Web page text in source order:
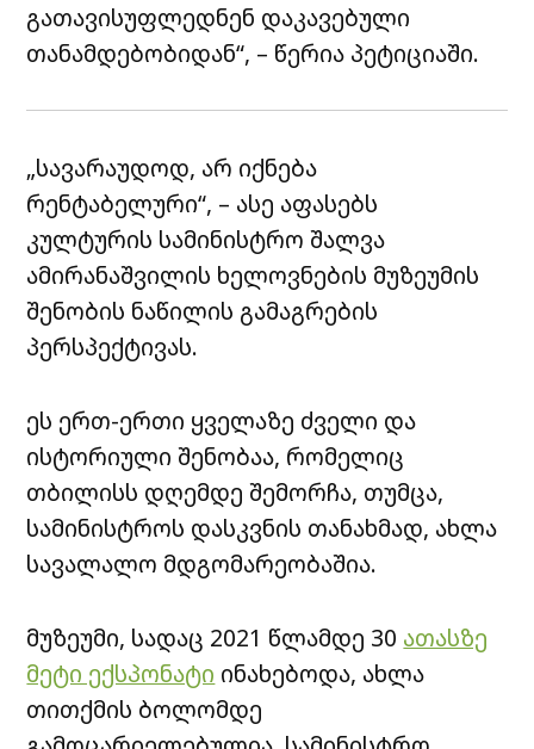
გათავისუფლედნენ დაკავებული
თანამდებობიდან“, – წერია პეტიციაში.
„სავარაუდოდ, არ იქნება
რენტაბელური“, – ასე აფასებს
კულტურის სამინისტრო შალვა
ამირანაშვილის ხელოვნების მუზეუმის
შენობის ნაწილის გამაგრების
პერსპექტივას.
ეს ერთ-ერთი ყველაზე ძველი და
ისტორიული შენობაა, რომელიც
თბილისს დღემდე შემორჩა, თუმცა,
სამინისტროს დასკვნის თანახმად, ახლა
სავალალო მდგომარეობაშია.
მუზეუმი, სადაც 2021 წლამდე 30 ათასზე
მეტი ექსპონატი ინახებოდა, ახლა
თითქმის ბოლომდე